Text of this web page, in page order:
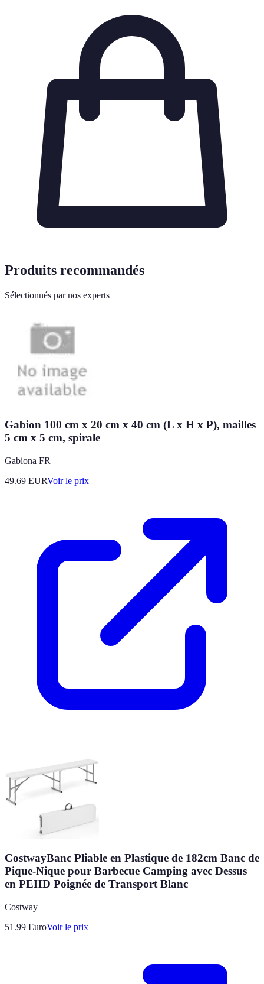
Produits recommandés
Sélectionnés par nos experts
Gabion 100 cm x 20 cm x 40 cm (L x H x P), mailles
5 cm x 5 cm, spirale
Gabiona FR
49.69 EURVoir le prix
CostwayBanc Pliable en Plastique de 182cm Banc de
Pique-Nique pour Barbecue Camping avec Dessus
en PEHD Poignée de Transport Blanc
Costway
51.99 EuroVoir le prix